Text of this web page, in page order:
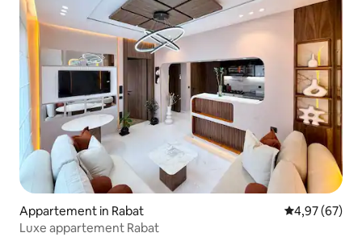
Appartement in Rabat Gemiddelde
4,97 (67)
Luxe appartement Rabat